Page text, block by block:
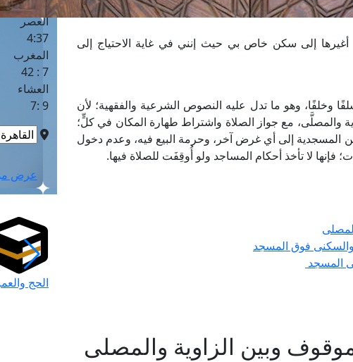
إلى سكن خاص بي حيث إنني في غاية الاحتياج إلى
وخلفًا، وهو ما تدل عليه النصوص الشرعية والفقهية؛ لأن
والمصلَّى، مع جواز الصلاة واشتراط طهارة المكان في كلٍّ؛
المسجدية إلى أي غرض آخر، وحرمة البيع فيه، وعدم دخول
فإنها لا تأخذ أحكام المساجد ولو أُوقِفَت للصلاة فيها.
فوق المسجد
المسجد
وبين الزاوية والمصلى
العصر
4:37
المغرب
7 : 42
العشاء
9 :7
عرض
الحج